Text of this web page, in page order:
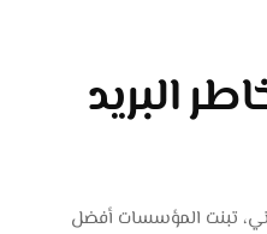
البريد
تبنت المؤسسات أفضل